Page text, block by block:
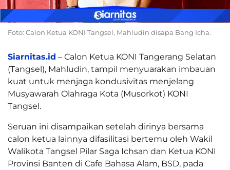
Foto: Calon Ketua KONI Tangsel, Mahludin disapa Bang Icha.
Siarnitas.id – Calon Ketua KONI Tangerang Selatan
(Tangsel), Mahludin, tampil menyuarakan imbauan
kuat untuk menjaga kondusivitas menjelang
Musyawarah Olahraga Kota (Musorkot) KONI
Tangsel.
Seruan ini disampaikan setelah dirinya bersama
calon ketua lainnya difasilitasi bertemu oleh Wakil
Walikota Tangsel Pilar Saga Ichsan dan Ketua KONI
Provinsi Banten di Cafe Bahasa Alam, BSD, pada